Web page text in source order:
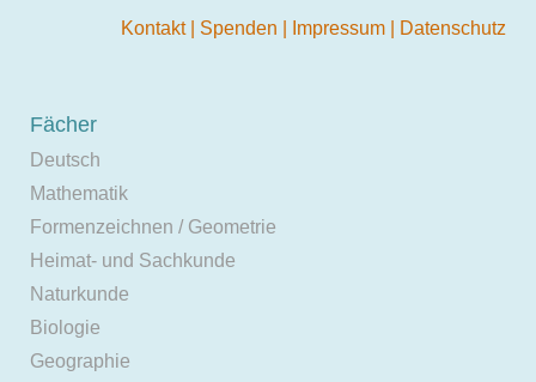
Kontakt Spenden Impressum Datenschutz
Fächer
Deutsch
Mathematik
Formenzeichnen / Geometrie
Heimat- und Sachkunde
Naturkunde
Biologie
Geographie